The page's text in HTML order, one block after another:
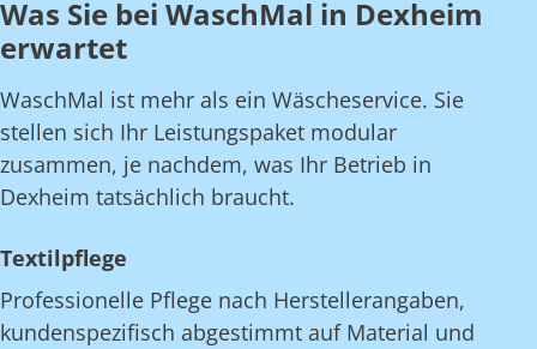
Was Sie bei WaschMal in Dexheim
erwartet
WaschMal ist mehr als ein Wäscheservice. Sie
stellen sich Ihr Leistungspaket modular
zusammen, je nachdem, was Ihr Betrieb in
Dexheim tatsächlich braucht.
Textilpflege
Professionelle Pflege nach Herstellerangaben,
kundenspezifisch abgestimmt auf Material und